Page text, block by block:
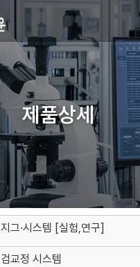
제품상세
지그·시스템 [실험,연구]
검교정 시스템